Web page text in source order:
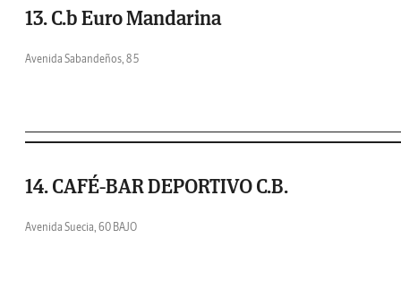
13. C.b Euro Mandarina
Avenida Sabandeños, 8 5
14. CAFÉ-BAR DEPORTIVO C.B.
Avenida Suecia, 60 BAJO